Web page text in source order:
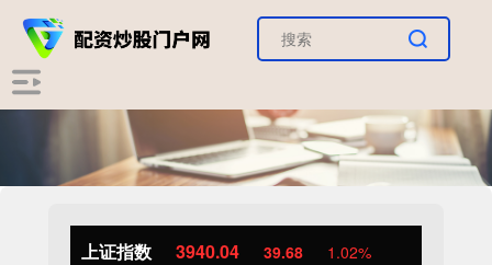
上证指数 3940.04 39.68 1.02%